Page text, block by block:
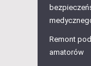
Remont
amatorów